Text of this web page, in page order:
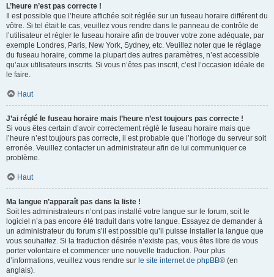
L’heure n’est pas correcte !
Il est possible que l’heure affichée soit réglée sur un fuseau horaire différent du
vôtre. Si tel était le cas, veuillez vous rendre dans le panneau de contrôle de
l’utilisateur et régler le fuseau horaire afin de trouver votre zone adéquate, par
exemple Londres, Paris, New York, Sydney, etc. Veuillez noter que le réglage
du fuseau horaire, comme la plupart des autres paramètres, n’est accessible
qu’aux utilisateurs inscrits. Si vous n’êtes pas inscrit, c’est l’occasion idéale de
le faire.
Haut
J’ai réglé le fuseau horaire mais l’heure n’est toujours pas correcte !
Si vous êtes certain d’avoir correctement réglé le fuseau horaire mais que
l’heure n’est toujours pas correcte, il est probable que l’horloge du serveur soit
erronée. Veuillez contacter un administrateur afin de lui communiquer ce
problème.
Haut
Ma langue n’apparaît pas dans la liste !
Soit les administrateurs n’ont pas installé votre langue sur le forum, soit le
logiciel n’a pas encore été traduit dans votre langue. Essayez de demander à
un administrateur du forum s’il est possible qu’il puisse installer la langue que
vous souhaitez. Si la traduction désirée n’existe pas, vous êtes libre de vous
porter volontaire et commencer une nouvelle traduction. Pour plus
d’informations, veuillez vous rendre sur le site internet de phpBB® (en
anglais).